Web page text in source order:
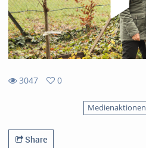
3047
0
Medienaktionen
Share